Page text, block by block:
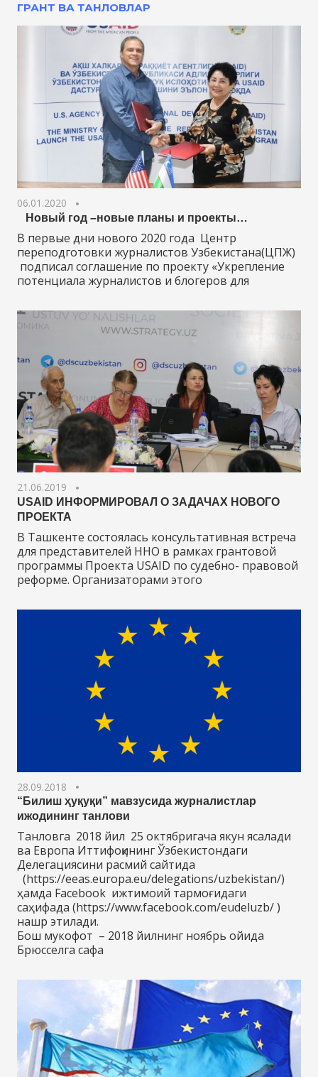
ГРАНТ ВА ТАНЛОВЛАР
06.01.2020
Новый год –новые планы и проекты…
В первые дни нового 2020 года Центр
переподготовки журналистов Узбекистана(ЦПЖ)
подписал соглашение по проекту «Укрепление
потенциала журналистов и блогеров для
21.06.2019
USAID ИНФОРМИРОВАЛ О ЗАДАЧАХ НОВОГО
ПРОЕКТА
В Ташкенте состоялась консультативная встреча
для представителей ННО в рамках грантовой
программы Проекта USAID по судебно- правовой
реформе. Организаторами этого
28.09.2018
“Билиш ҳуқуқи” мавзусида журналистлар
ижодининг танлови
Танловга 2018 йил 25 октябригача якун ясалади
ва Европа Иттифоқининг Ўзбекистондаги
Делегациясини расмий сайтида
(https://eeas.europa.eu/delegations/uzbekistan/)
ҳамда Facebook ижтимоий тармоғидаги
саҳифада (https://www.facebook.com/eudeluzb/ )
нашр этилади.
Бош мукофот – 2018 йилнинг ноябрь ойида
Брюсселга сафа